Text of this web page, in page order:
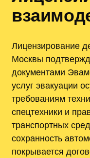
Лицензирование
Москвы
документами
услуг эвакуации
требованиям
спецтехники и
транспортных
сохранность
покрывается